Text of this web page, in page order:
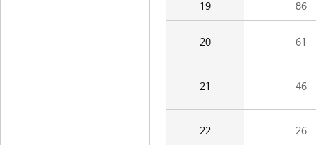
19 86
20 61
21 46
22 26